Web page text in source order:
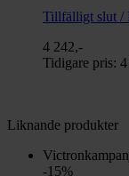
Tillfälligt slut /
4 242,-
Tidigare pris:
Liknande produkter
-15%